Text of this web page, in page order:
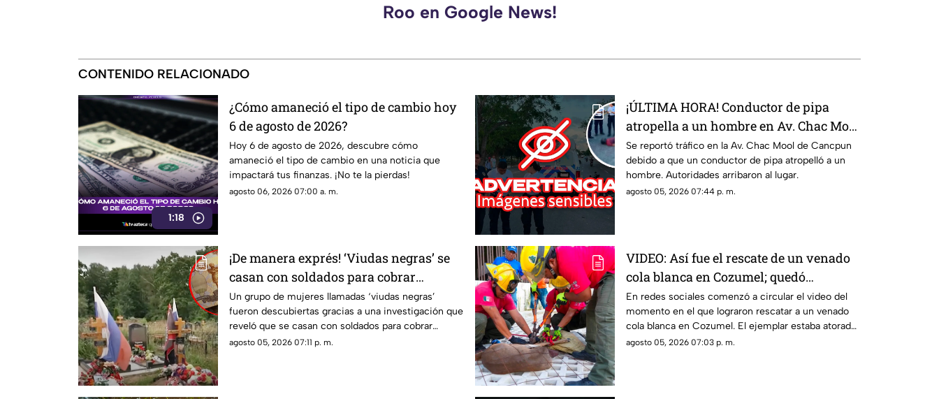
Roo en Google News!
CONTENIDO RELACIONADO
1:18
¿Cómo amaneció el tipo de cambio hoy
6 de agosto de 2026?
Hoy 6 de agosto de 2026, descubre cómo
amaneció el tipo de cambio en una noticia que
impactará tus finanzas. ¡No te la pierdas!
agosto 06, 2026 07:00 a. m.
¡ÚLTIMA HORA! Conductor de pipa
atropella a un hombre en Av. Chac Mool
de Cancún; esto se sabe
Se reportó tráfico en la Av. Chac Mool de Cancpun
debido a que un conductor de pipa atropelló a un
hombre. Autoridades arribaron al lugar.
agosto 05, 2026 07:44 p. m.
¡De manera exprés! ‘Viudas negras’ se
casan con soldados para cobrar
indemnizaciones
Un grupo de mujeres llamadas ‘viudas negras’
fueron descubiertas gracias a una investigación que
reveló que se casan con soldados para cobrar
indemnizaciones.
agosto 05, 2026 07:11 p. m.
VIDEO: Así fue el rescate de un venado
cola blanca en Cozumel; quedó
atrapado en una malla ciclónica
En redes sociales comenzó a circular el video del
momento en el que lograron rescatar a un venado
cola blanca en Cozumel. El ejemplar estaba atorado
en una malla.
agosto 05, 2026 07:03 p. m.